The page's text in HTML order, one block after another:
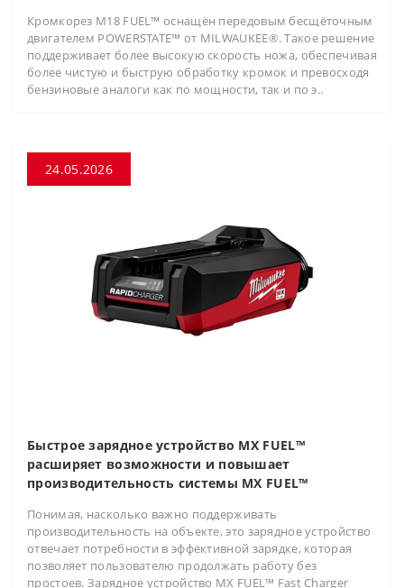
Кромкорез M18 FUEL™ оснащён передовым бесщёточным
двигателем POWERSTATE™ от MILWAUKEE®. Такое решение
поддерживает более высокую скорость ножа, обеспечивая
более чистую и быструю обработку кромок и превосходя
бензиновые аналоги как по мощности, так и по э..
24.05.2026
Быстрое зарядное устройство MX FUEL™
расширяет возможности и повышает
производительность системы MX FUEL™
Понимая, насколько важно поддерживать
производительность на объекте, это зарядное устройство
отвечает потребности в эффективной зарядке, которая
позволяет пользователю продолжать работу без
простоев. Зарядное устройство MX FUEL™ Fast Charger